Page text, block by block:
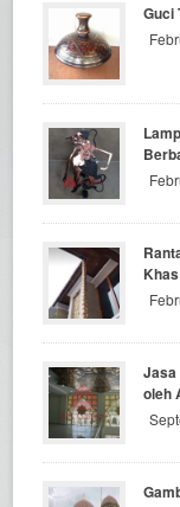
Guci
Jasa
oleh